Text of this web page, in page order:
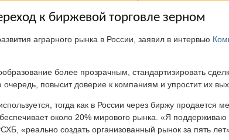
к биржевой торговле зерном
аграрного рынка в России, заявил в интервью
более прозрачным, стандартизировать
повысит доверие к компаниям и упростит их
тогда как в России через биржу продается
около 20% мирового рынка. «Я
«реально создать организованный рынок за пять